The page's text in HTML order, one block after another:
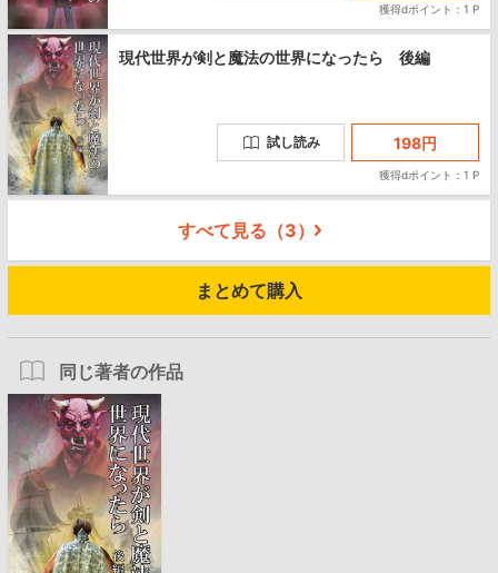
獲得dポイント：1 P
現代世界が剣と魔法の世界になったら 後編
試し読み 198円
獲得dポイント：1 P
すべて見る（3）
まとめて購入
同じ著者の作品